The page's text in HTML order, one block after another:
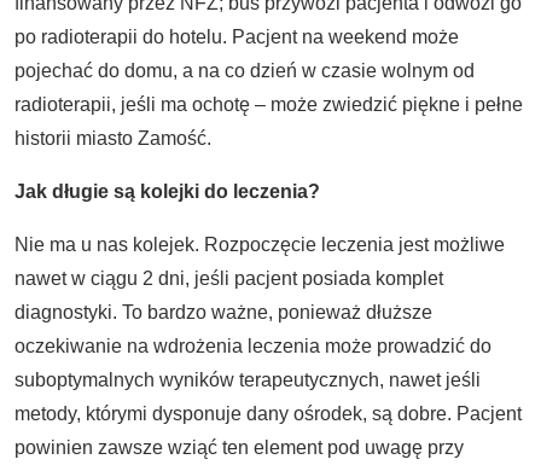
po radioterapii do hotelu. Pacjent na weekend może
pojechać do domu, a na co dzień w czasie wolnym od
radioterapii, jeśli ma ochotę – może zwiedzić piękne i pełne
historii miasto Zamość.
Jak długie są kolejki do leczenia?
Nie ma u nas kolejek. Rozpoczęcie leczenia jest możliwe
nawet w ciągu 2 dni, jeśli pacjent posiada komplet
diagnostyki. To bardzo ważne, ponieważ dłuższe
oczekiwanie na wdrożenia leczenia może prowadzić do
suboptymalnych wyników terapeutycznych, nawet jeśli
metody, którymi dysponuje dany ośrodek, są dobre. Pacjent
powinien zawsze wziąć ten element pod uwagę przy